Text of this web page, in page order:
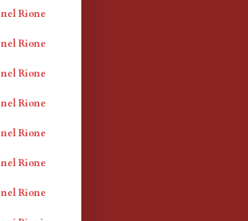
Rione
Rione
Rione
Rione
Rione
Rione
Rione